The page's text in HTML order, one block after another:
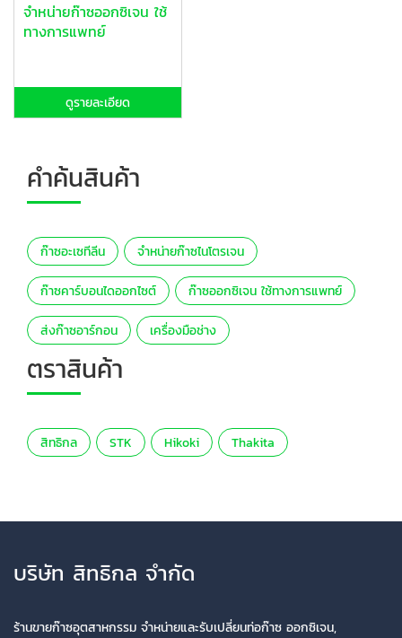
จำหน่ายก๊าซออกซิเจน ใช้
ทางการแพทย์
ดูรายละเอียด
คำค้นสินค้า
ก๊าซอะเซทีลีน จำหน่ายก๊าซไนโตรเจน
ก๊าซคาร์บอนไดออกไซต์ ก๊าซออกซิเจน ใช้ทางการแพทย์
ส่งก๊าซอาร์กอน เครื่องมือช่าง
ตราสินค้า
สิทธิกล STK Hikoki Thakita
บริษัท สิทธิกล จำกัด
ร้านขายก๊าซอุตสาหกรรม จำหน่ายและรับเปลี่ยนท่อก๊าซ ออกซิเจน,